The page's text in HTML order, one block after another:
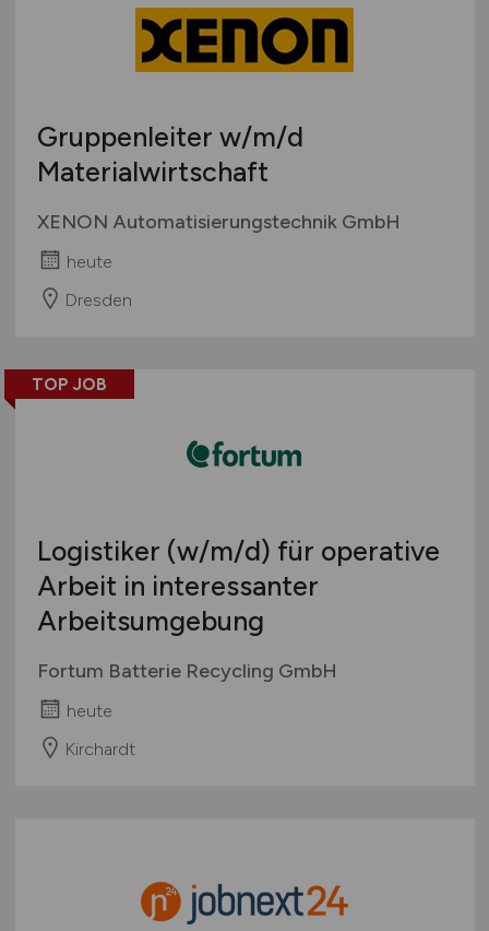
Gruppenleiter w/m/d
Materialwirtschaft
XENON Automatisierungstechnik GmbH
heute
Dresden
TOP JOB
Logistiker (w/m/d) für operative
Arbeit in interessanter
Arbeitsumgebung
Fortum Batterie Recycling GmbH
heute
Kirchardt